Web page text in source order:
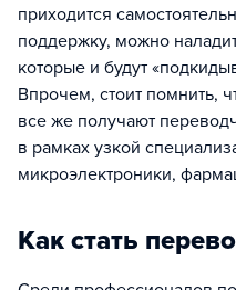
приходится
поддержку, можно
которые и будут
Впрочем, стоит помнить,
все же получают
в рамках узкой
микроэлектроники,
Как стать